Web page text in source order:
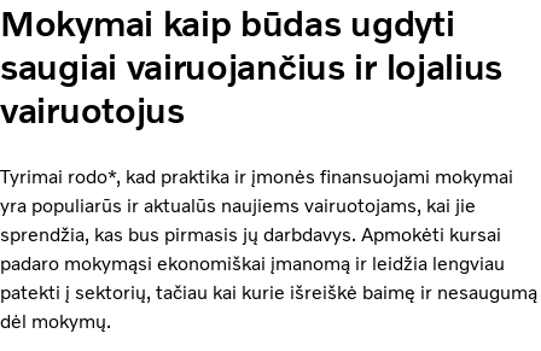
Mokymai kaip būdas ugdyti
saugiai vairuojančius ir lojalius
vairuotojus
Tyrimai rodo*, kad praktika ir įmonės finansuojami mokymai
yra populiarūs ir aktualūs naujiems vairuotojams, kai jie
sprendžia, kas bus pirmasis jų darbdavys. Apmokėti kursai
padaro mokymąsi ekonomiškai įmanomą ir leidžia lengviau
patekti į sektorių, tačiau kai kurie išreiškė baimę ir nesaugumą
dėl mokymų.